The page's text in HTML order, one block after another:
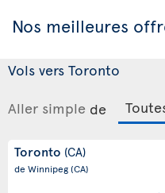
Nos meilleures
Vols vers Toronto
Aller simple de
Toronto (CA)
de Winnipeg(CA)